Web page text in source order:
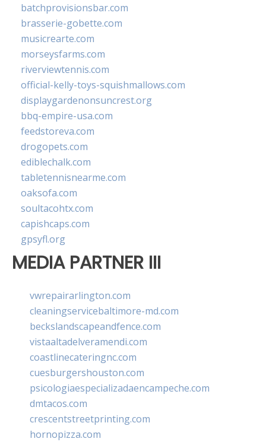
batchprovisionsbar.com
brasserie-gobette.com
musicrearte.com
morseysfarms.com
riverviewtennis.com
official-kelly-toys-squishmallows.com
displaygardenonsuncrest.org
bbq-empire-usa.com
feedstoreva.com
drogopets.com
ediblechalk.com
tabletennisnearme.com
oaksofa.com
soultacohtx.com
capishcaps.com
gpsyfl.org
MEDIA PARTNER III
vwrepairarlington.com
cleaningservicebaltimore-md.com
beckslandscapeandfence.com
vistaaltadelveramendi.com
coastlinecateringnc.com
cuesburgershouston.com
psicologiaespecializadaencampeche.com
dmtacos.com
crescentstreetprinting.com
hornopizza.com